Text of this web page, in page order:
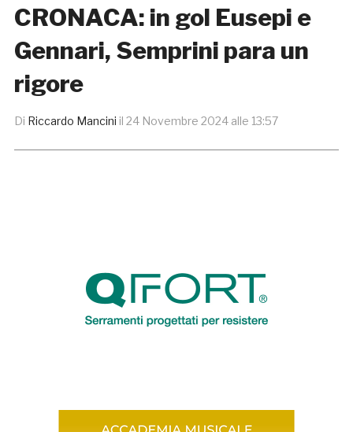
CRONACA: in gol Eusepi e
Gennari, Semprini para un
rigore
Di Riccardo Mancini il 24 Novembre 2024 alle 13:57